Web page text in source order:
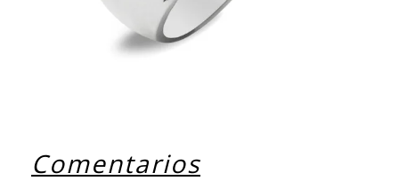
Comentarios